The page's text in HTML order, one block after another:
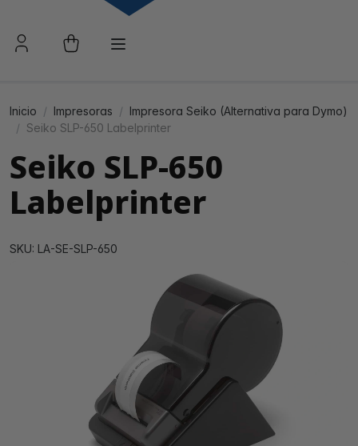
Inicio Impresoras
Impresora Seiko (Alternativa para Dymo)
Seiko SLP-650 Labelprinter
Seiko SLP-650
Labelprinter
SKU: LA-SE-SLP-650